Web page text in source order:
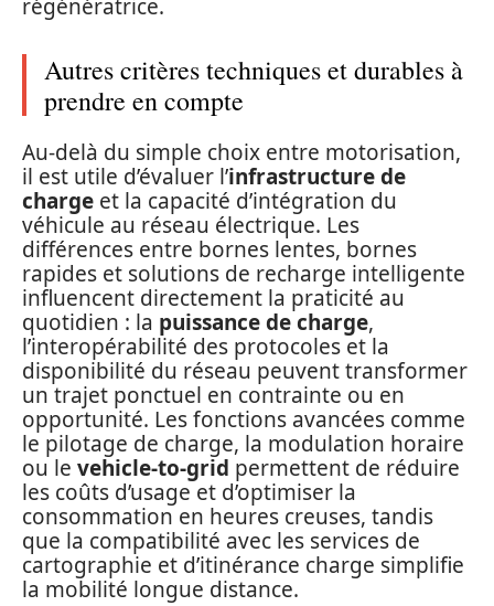
régénératrice.
Autres critères techniques et durables à
prendre en compte
Au-delà du simple choix entre motorisation,
il est utile d’évaluer l’infrastructure de
charge et la capacité d’intégration du
véhicule au réseau électrique. Les
différences entre bornes lentes, bornes
rapides et solutions de recharge intelligente
influencent directement la praticité au
quotidien : la puissance de charge,
l’interopérabilité des protocoles et la
disponibilité du réseau peuvent transformer
un trajet ponctuel en contrainte ou en
opportunité. Les fonctions avancées comme
le pilotage de charge, la modulation horaire
ou le vehicle-to-grid permettent de réduire
les coûts d’usage et d’optimiser la
consommation en heures creuses, tandis
que la compatibilité avec les services de
cartographie et d’itinérance charge simplifie
la mobilité longue distance.